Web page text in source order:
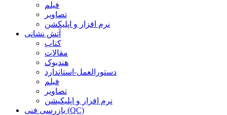
فیلم
تصاویر
نرم افزار و اپلیکشن
آتش نشانی
کتاب
مقالات
هندبوک
دستورالعمل-استاندارد
فیلم
تصاویر
نرم افزار و اپلیکیشن
بازرسی فنی (QC)